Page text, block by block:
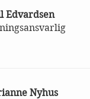
Edvardsen
Nyhus